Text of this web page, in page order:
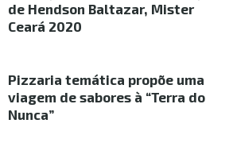
de Hendson Baltazar, Mister
Ceará 2020
Pizzaria temática propõe uma
viagem de sabores à “Terra do
Nunca”